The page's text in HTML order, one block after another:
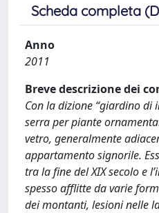
Scheda completa
Anno
2011
Breve descrizione dei
Con la dizione “giardino di
serra per piante
vetro, generalmente
appartamento signorile.
tra la fine del XIX secolo e
spesso afflitte da varie
dei montanti, lesioni nelle